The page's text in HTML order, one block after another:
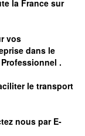
la France sur
vos
dans le
Professionnel .
letransport
nous par E-